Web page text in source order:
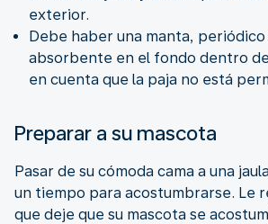
exterior.
Debe haber una manta,
absorbente en el fondo dentro de
en cuenta que la paja no está
Preparar a su mascota
Pasar de su cómoda cama a una
un tiempo para acostumbrarse. Le
que deje que su mascota se